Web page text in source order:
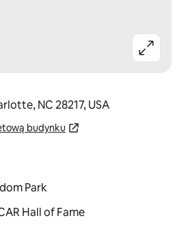
NC 28217, USA
budynku
Park
Hall of Fame